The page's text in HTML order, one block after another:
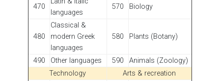
470
languages
570 Biology
480
Classical &
modern Greek
languages
580 Plants (Botany)
490 Other languages 590
Animals (Zoology)
Technology
Arts & recreation